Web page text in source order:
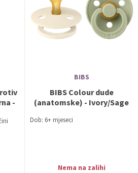
-
BIBS
BIBS Colour dude
(anatomske) - Ivory/Sage
Dob: 6+ mjeseci
Nema na zalihi